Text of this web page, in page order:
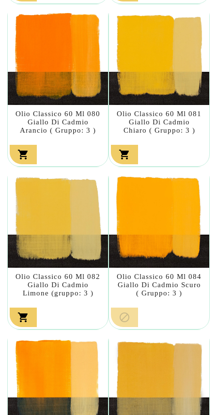
Olio Classico 60 Ml 080
Giallo Di Cadmio
Arancio ( Gruppo: 3 )

Olio Classico 60 Ml 081
Giallo Di Cadmio
Chiaro ( Gruppo: 3 )

Olio Classico 60 Ml 082
Giallo Di Cadmio
Limone (gruppo: 3 )

Olio Classico 60 Ml 084
Giallo Di Cadmio Scuro
( Gruppo: 3 )
